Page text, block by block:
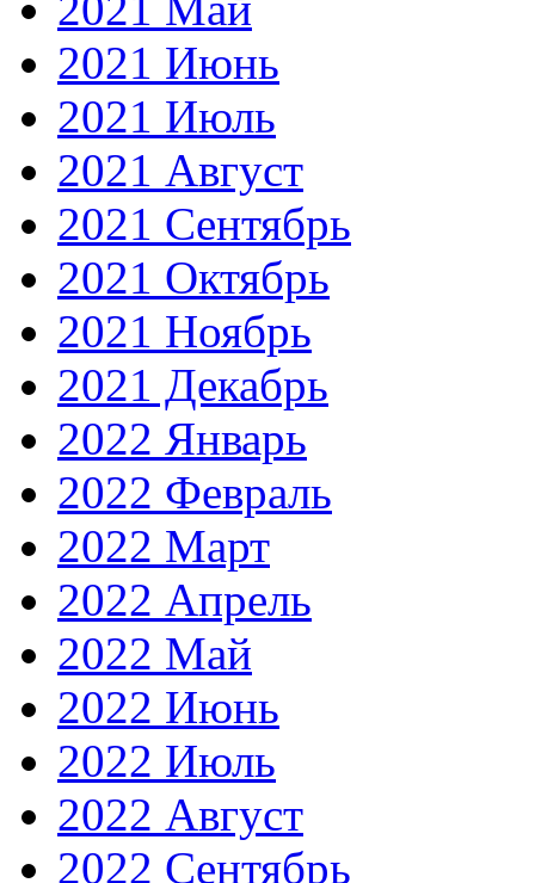
2021 Июнь
2021 Июль
2021 Август
2021 Сентябрь
2021 Октябрь
2021 Ноябрь
2021 Декабрь
2022 Январь
2022 Февраль
2022 Март
2022 Апрель
2022 Май
2022 Июнь
2022 Июль
2022 Август
2022 Сентябрь